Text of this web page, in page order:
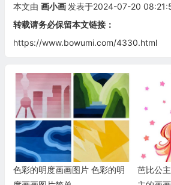
本文由 画小画 发表于2024-07-20
转载请务必保留本文链接：
https://www.bowumi.com/4330.html
色彩的明度画画图片 色彩的明
芭比公